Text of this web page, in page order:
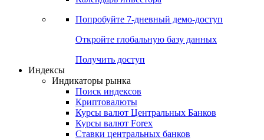
Попробуйте 7-дневный демо-доступ
Откройте глобальную базу данных
Получить доступ
Индексы
Индикаторы рынка
Поиск индексов
Криптовалюты
Курсы валют Центральных Банков
Курсы валют Forex
Ставки центральных банков